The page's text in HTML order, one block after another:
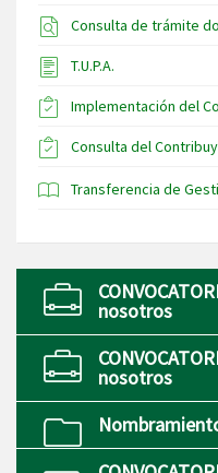
Consulta de trámite
T.U.P.A.
Implementación del
Consulta del
Transferencia de
nosotros
nosotros